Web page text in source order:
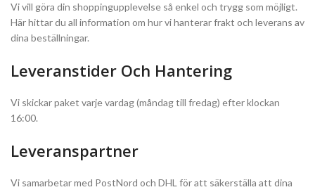
Vi vill göra din shoppingupplevelse så enkel och trygg som möjligt.
Här hittar du all information om hur vi hanterar frakt och leverans av
dina beställningar.
Leveranstider Och Hantering
Vi skickar paket varje vardag (måndag till fredag) efter klockan
16:00.
Leveranspartner
Vi samarbetar med PostNord och DHL för att säkerställa att dina